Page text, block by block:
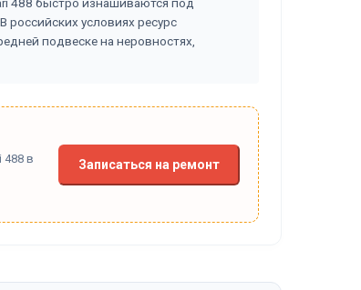
российских условиях ресурс
подвеске на неровностях,
488 в
Записаться на ремонт